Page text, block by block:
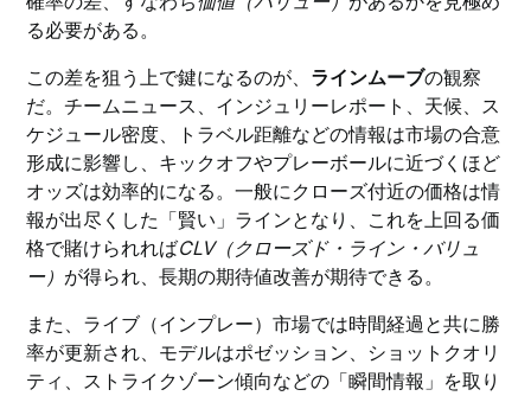
る必要がある。
この差を狙う上で鍵になるのが、 ラインムーブの観察
だ。チームニュース、インジュリーレポート、天候、ス
ケジュール密度、トラベル距離などの情報は市場の合意
形成に影響し、キックオフやプレーボールに近づくほど
オッズは効率的になる。一般にクローズ付近の価格は情
報が出尽くした「賢い」ラインとなり、これを上回る価
格で賭けられればCLV（クローズド・ライン・バリュ
ー） が得られ、長期の期待値改善が期待できる。
また、ライブ（インプレー）市場では時間経過と共に勝
率が更新され、モデルはポゼッション、ショットクオリ
ティ、ストライクゾーン傾向などの「瞬間情報」を取り